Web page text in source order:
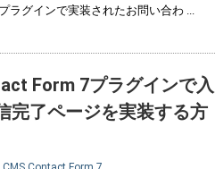
ラグインで実装されたお問い合わ ...
Form 7プラグインで入
完了ページを実装する方